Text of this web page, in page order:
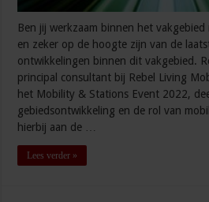
Ben jij werkzaam binnen het
en zeker op de hoogte zijn van de
ontwikkelingen binnen dit vakgebied.
principal consultant bij Rebel Living
het Mobility & Stations Event 2022,
gebiedsontwikkeling en de rol van
hierbij aan de …
Lees verder »